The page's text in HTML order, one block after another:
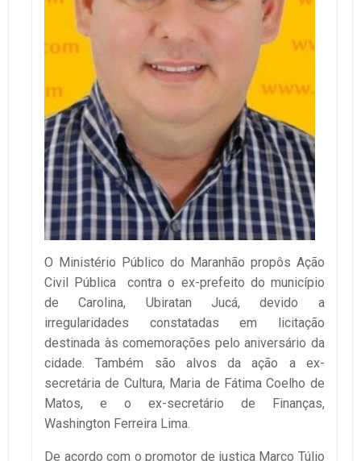
O Ministério Público do Maranhão propôs Ação
Civil Pública contra o ex-prefeito do município
de Carolina, Ubiratan Jucá, devido a
irregularidades constatadas em licitação
destinada às comemorações pelo aniversário da
cidade. Também são alvos da ação a ex-
secretária de Cultura, Maria de Fátima Coelho de
Matos, e o ex-secretário de Finanças,
Washington Ferreira Lima.
De acordo com o promotor de justiça Marco Túlio